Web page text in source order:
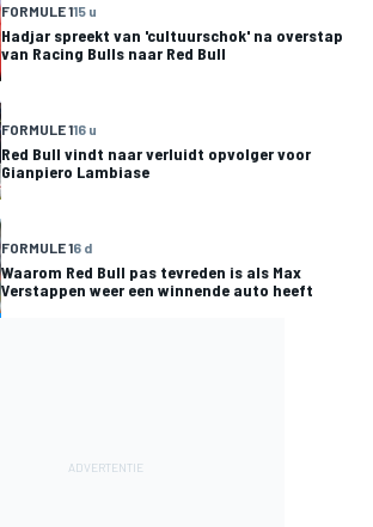
FORMULE 115 u
Hadjar spreekt van 'cultuurschok' na overstap
van Racing Bulls naar Red Bull
FORMULE 116 u
Red Bull vindt naar verluidt opvolger voor
Gianpiero Lambiase
FORMULE 16 d
Waarom Red Bull pas tevreden is als Max
Verstappen weer een winnende auto heeft